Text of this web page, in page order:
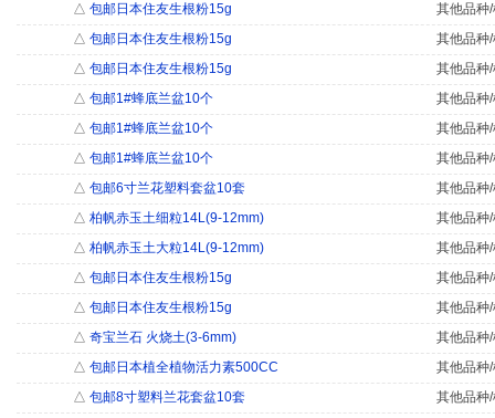
△ 包邮日本住友生根粉15g
其他品种
△ 包邮日本住友生根粉15g
其他品种
△ 包邮日本住友生根粉15g
其他品种
△ 包邮1#蜂底兰盆10个
其他品种
△ 包邮1#蜂底兰盆10个
其他品种
△ 包邮1#蜂底兰盆10个
其他品种
△ 包邮6寸兰花塑料套盆10套
其他品种
△ 柏帆赤玉土细粒14L(9-12mm)
其他品种
△ 柏帆赤玉土大粒14L(9-12mm)
其他品种
△ 包邮日本住友生根粉15g
其他品种
△ 包邮日本住友生根粉15g
其他品种
△ 奇宝兰石 火烧土(3-6mm)
其他品种
△ 包邮日本植全植物活力素500CC
其他品种
△ 包邮8寸塑料兰花套盆10套
其他品种